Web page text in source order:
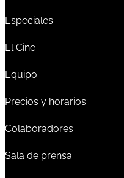
Especiales
El Cine
Equipo
Precios y horarios
Colaboradores
Sala de prensa